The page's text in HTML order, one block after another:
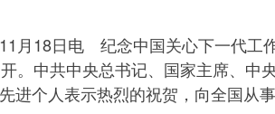
月18日电 纪念中国关心下一代工
。中共中央总书记、国家主席、中
进个人表示热烈的祝贺，向全国从